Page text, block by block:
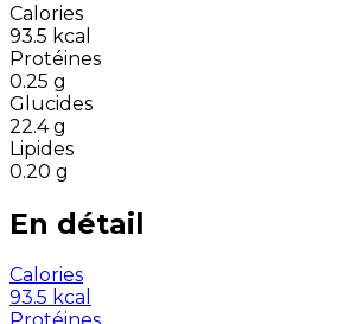
Calories
93.5 kcal
Protéines
0.25 g
Glucides
22.4 g
Lipides
0.20 g
En détail
Calories
93.5 kcal